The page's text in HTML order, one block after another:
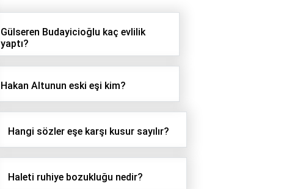
Gülseren Budayicioğlu kaç evlilik
yaptı?
Hakan Altunun eski eşi kim?
Hangi sözler eşe karşı kusur sayılır?
Haleti ruhiye bozukluğu nedir?